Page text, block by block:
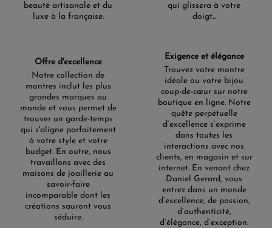
beauté artisanale et du
luxe à la française.
qui glissera à votre
doigt...
Offre d'excellence
Notre collection de
montres inclut les plus
grandes marques au
monde et vous permet de
trouver un garde-temps
qui s'aligne parfaitement
à votre style et votre
budget. En outre, nous
travaillons avec des
maisons de joaillerie au
savoir-faire
incomparable dont les
créations sauront vous
séduire.
Exigence et élégance
Trouvez votre montre
idéale ou votre bijou
coup-de-cœur sur notre
boutique en ligne. Notre
quête perpétuelle
d’excellence s’exprime
dans toutes les
interactions avec nos
clients, en magasin et sur
internet. En venant chez
Daniel Gerard, vous
entrez dans un monde
d’excellence, de passion,
d’authenticité,
d’élégance, d’exception.